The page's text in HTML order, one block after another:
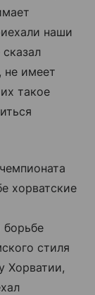
наши
имеет
такое
хорватские
стиля
Хорватии,